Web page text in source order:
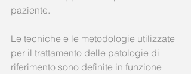
paziente.
Le tecniche e le metodologie utilizzate
per il trattamento delle patologie di
riferimento sono definite in funzione